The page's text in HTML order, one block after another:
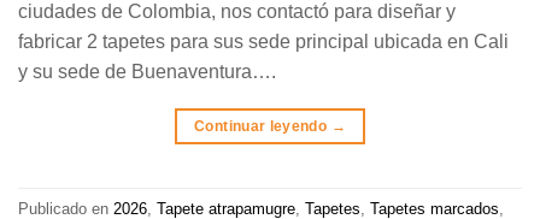
ciudades de Colombia, nos contactó para diseñar y
fabricar 2 tapetes para sus sede principal ubicada en Cali
y su sede de Buenaventura….
Continuar leyendo →
Publicado en 2026 Tapete atrapamugre Tapetes Tapetes marcados